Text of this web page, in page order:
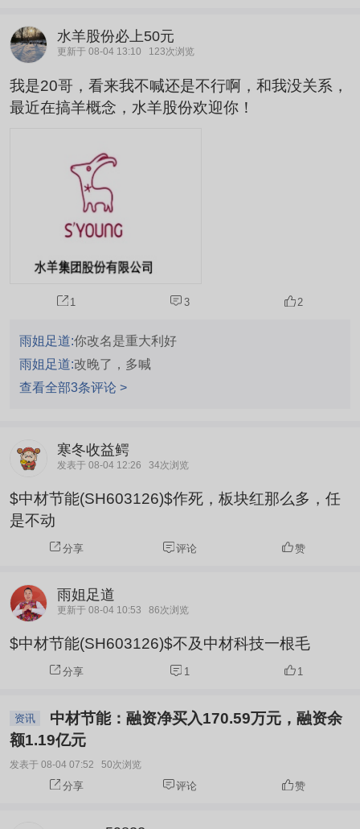
水羊股份必上50元
更新于 08-04 13:10 123次浏览
我是20哥，看来我不喊还是不行啊，和我没关系，
最近在搞羊概念，水羊股份欢迎你！
1 3 2
雨姐足道:你改名是重大利好
雨姐足道:改晚了，多喊
查看全部3条评论 >
寒冬收益鳄
发表于 08-04 12:26 34次浏览
$中材节能(SH603126)$作死，板块红那么多，任
是不动
分享 评论 赞
雨姐足道
更新于 08-04 10:53 86次浏览
$中材节能(SH603126)$不及中材科技一根毛
分享 1 1
资讯
额1.19亿元
发表于 08-04 07:52 50次浏览
分享 评论 赞